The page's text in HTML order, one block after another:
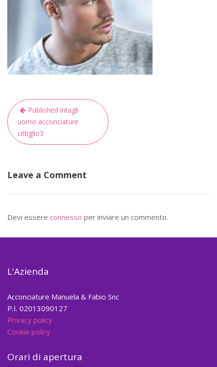
Navigazione
articoli
Published intagli
uomo acconciature
cittiglio3
Leave a Comment
Devi essere connesso per inviare un commento.
L'Azienda
Acconciature Manuela & Fabio Snc
P.I. 02013090127
Privacy policy
Cookie policy
Orari di apertura